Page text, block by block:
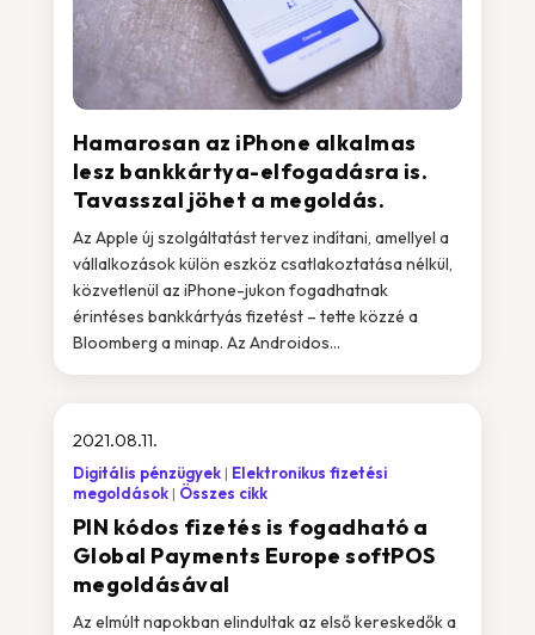
Hamarosan az iPhone alkalmas
lesz bankkártya-elfogadásra is.
Tavasszal jöhet a megoldás.
Az Apple új szolgáltatást tervez indítani, amellyel a
vállalkozások külön eszköz csatlakoztatása nélkül,
közvetlenül az iPhone-jukon fogadhatnak
érintéses bankkártyás fizetést – tette közzé a
Bloomberg a minap. Az Androidos...
PIN kódos fizetés is fogadható a
Global Payments Europe softPOS
megoldásával
2021.08.11.
Digitális pénzügyek
Elektronikus fizetési
megoldások
Összes cikk
Az elmúlt napokban elindultak az első kereskedők a